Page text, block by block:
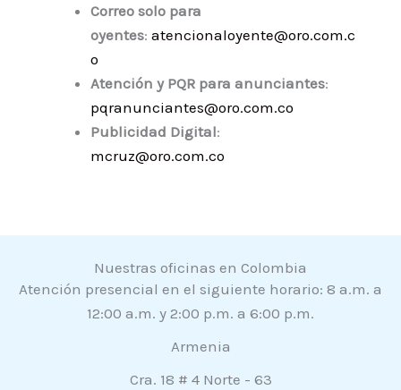
Correo solo para
oyentes: atencionaloyente@oro.com.c
o
Atención y PQR para anunciantes:
pqranunciantes@oro.com.co
Publicidad Digital:
mcruz@oro.com.co
Nuestras oficinas en Colombia
Atención presencial en el siguiente horario: 8 a.m. a
12:00 a.m. y 2:00 p.m. a 6:00 p.m.
Armenia
Cra. 18 # 4 Norte - 63